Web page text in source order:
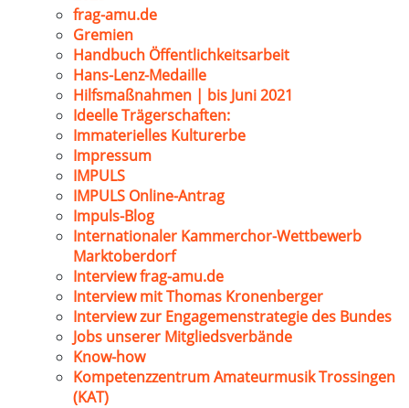
frag-amu.de
Gremien
Handbuch Öffentlichkeitsarbeit
Hans-Lenz-Medaille
Hilfsmaßnahmen | bis Juni 2021
Ideelle Trägerschaften:
Immaterielles Kulturerbe
Impressum
IMPULS
IMPULS Online-Antrag
Impuls-Blog
Internationaler Kammerchor-Wettbewerb
Marktoberdorf
Interview frag-amu.de
Interview mit Thomas Kronenberger
Interview zur Engagemenstrategie des Bundes
Jobs unserer Mitgliedsverbände
Know-how
Kompetenzzentrum Amateurmusik Trossingen
(KAT)